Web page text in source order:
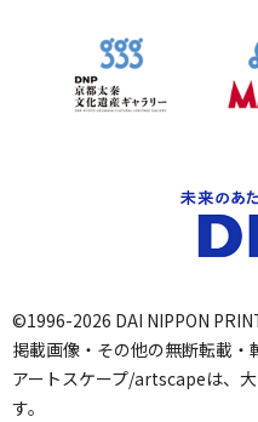
©1996-2026 DAI NIPPON
掲載画像・その他の無断転載・
アートスケープ/artscapeは、
す。